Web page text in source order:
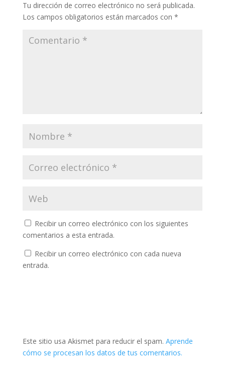
Tu dirección de correo electrónico no será publicada.
Los campos obligatorios están marcados con *
Recibir un correo electrónico con los siguientes
comentarios a esta entrada.
Recibir un correo electrónico con cada nueva
entrada.
Este sitio usa Akismet para reducir el spam. Aprende
cómo se procesan los datos de tus comentarios.